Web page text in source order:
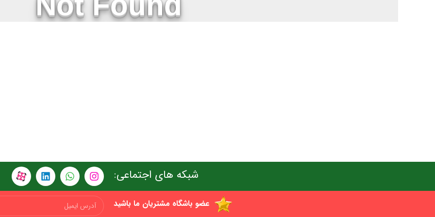
شبکه های اجتماعی:
عضو باشگاه مشتریان ما باشید